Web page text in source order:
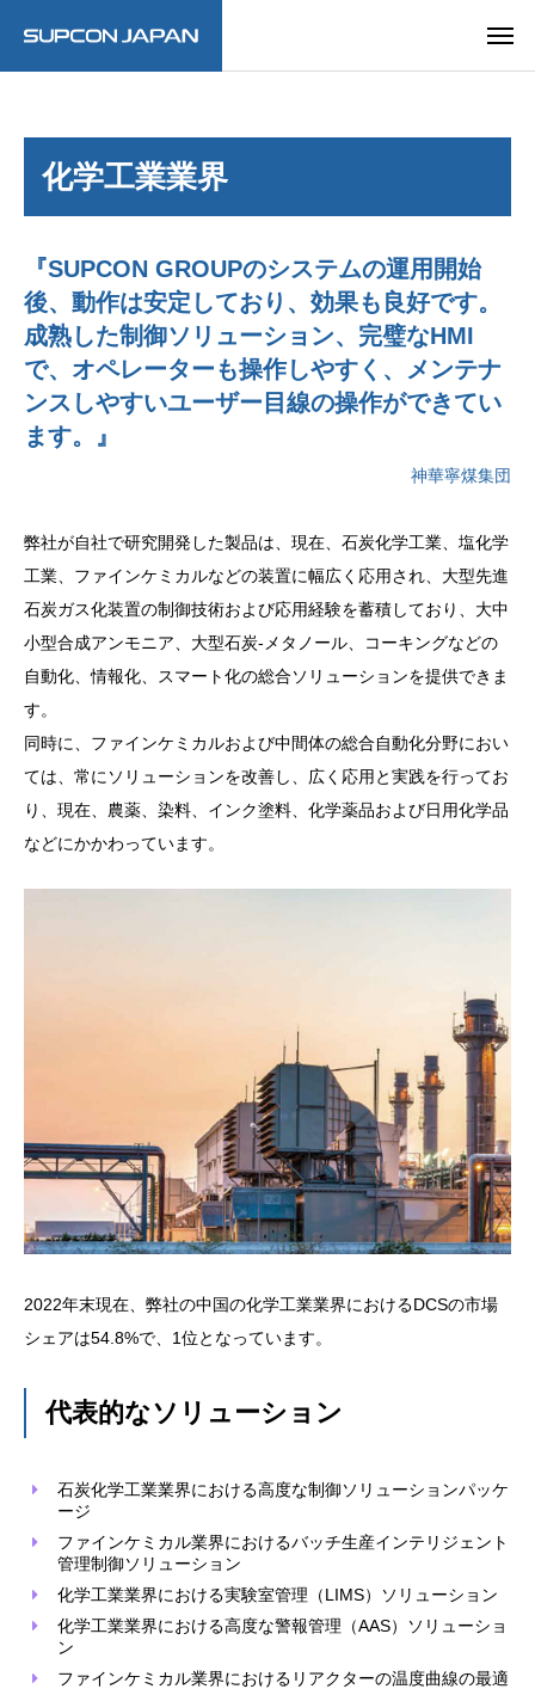
化学工業業界
『SUPCON GROUPのシステムの運用開始
後、動作は安定しており、効果も良好です。
成熟した制御ソリューション、完璧なHMI
で、オペレーターも操作しやすく、メンテナ
ンスしやすいユーザー目線の操作ができてい
ます。』
神華寧煤集団
弊社が自社で研究開発した製品は、現在、石炭化学工業、塩化学
工業、ファインケミカルなどの装置に幅広く応用され、大型先進
石炭ガス化装置の制御技術および応用経験を蓄積しており、大中
小型合成アンモニア、大型石炭-メタノール、コーキングなどの
自動化、情報化、スマート化の総合ソリューションを提供できま
す。
同時に、ファインケミカルおよび中間体の総合自動化分野におい
ては、常にソリューションを改善し、広く応用と実践を行ってお
り、現在、農薬、染料、インク塗料、化学薬品および日用化学品
などにかかわっています。
2022年末現在、弊社の中国の化学工業業界におけるDCSの市場
シェアは54.8%で、1位となっています。
代表的なソリューション
石炭化学工業業界における高度な制御ソリューションパッケ
ージ
ファインケミカル業界におけるバッチ生産インテリジェント
管理制御ソリューション
化学工業業界における実験室管理（LIMS）ソリューション
化学工業業界における高度な警報管理（AAS）ソリューショ
ン
ファインケミカル業界におけるリアクターの温度曲線の最適